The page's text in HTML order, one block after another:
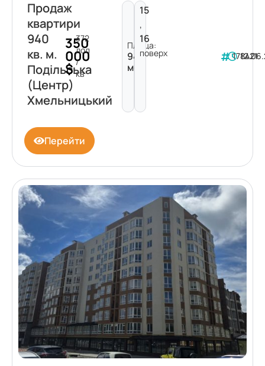
Продаж
квартири
940
кв. м.
Подільська
(Центр)
Хмельницький
350
000
$
372
дол
/
кв
Площа:
940
м²
15
,
16
поверх 178421
Перейти